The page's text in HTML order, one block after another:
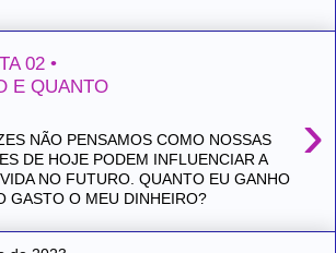
02 •
E QUANTO
›
NÃO PENSAMOS COMO NOSSAS
DE HOJE PODEM INFLUENCIAR A
NO FUTURO. QUANTO EU GANHO
GASTO O MEU DINHEIRO?